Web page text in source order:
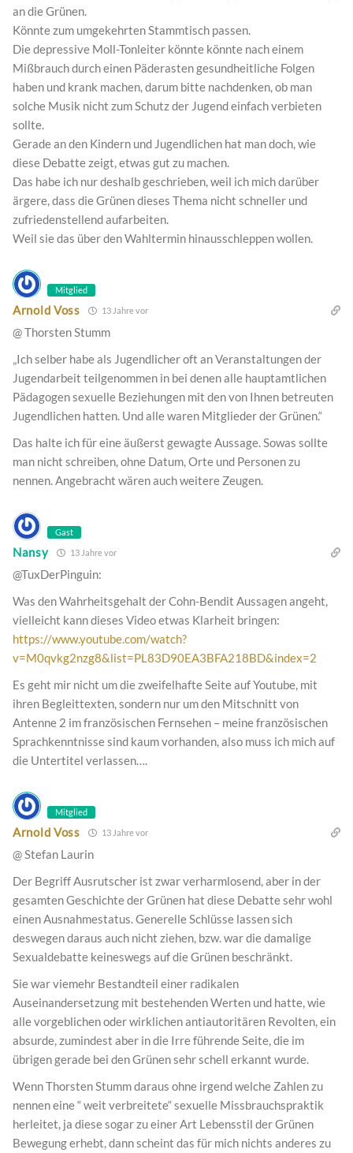
an die Grünen.
Könnte zum umgekehrten Stammtisch passen.
Die depressive Moll-Tonleiter könnte könnte nach einem
Mißbrauch durch einen Päderasten gesundheitliche Folgen
haben und krank machen, darum bitte nachdenken, ob man
solche Musik nicht zum Schutz der Jugend einfach verbieten
sollte.
Gerade an den Kindern und Jugendlichen hat man doch, wie
diese Debatte zeigt, etwas gut zu machen.
Das habe ich nur deshalb geschrieben, weil ich mich darüber
ärgere, dass die Grünen dieses Thema nicht schneller und
zufriedenstellend aufarbeiten.
Weil sie das über den Wahltermin hinausschleppen wollen.
Mitglied
Arnold Voss 13 Jahre vor
@ Thorsten Stumm
„Ich selber habe als Jugendlicher oft an Veranstaltungen der
Jugendarbeit teilgenommen in bei denen alle hauptamtlichen
Pädagogen sexuelle Beziehungen mit den von Ihnen betreuten
Jugendlichen hatten. Und alle waren Mitglieder der Grünen.“
Das halte ich für eine äußerst gewagte Aussage. Sowas sollte
man nicht schreiben, ohne Datum, Orte und Personen zu
nennen. Angebracht wären auch weitere Zeugen.
Gast
Nansy 13 Jahre vor
@TuxDerPinguin:
Was den Wahrheitsgehalt der Cohn-Bendit Aussagen angeht,
vielleicht kann dieses Video etwas Klarheit bringen:
https://www.youtube.com/watch?
v=M0qvkg2nzg8&list=PL83D90EA3BFA218BD&index=2
Es geht mir nicht um die zweifelhafte Seite auf Youtube, mit
ihren Begleittexten, sondern nur um den Mitschnitt von
Antenne 2 im französischen Fernsehen – meine französischen
Sprachkenntnisse sind kaum vorhanden, also muss ich mich auf
die Untertitel verlassen….
Mitglied
Arnold Voss 13 Jahre vor
@ Stefan Laurin
Der Begriff Ausrutscher ist zwar verharmlosend, aber in der
gesamten Geschichte der Grünen hat diese Debatte sehr wohl
einen Ausnahmestatus. Generelle Schlüsse lassen sich
deswegen daraus auch nicht ziehen, bzw. war die damalige
Sexualdebatte keineswegs auf die Grünen beschränkt.
Sie war viemehr Bestandteil einer radikalen
Auseinandersetzung mit bestehenden Werten und hatte, wie
alle vorgeblichen oder wirklichen antiautoritären Revolten, ein
absurde, zumindest aber in die Irre führende Seite, die im
übrigen gerade bei den Grünen sehr schell erkannt wurde.
Wenn Thorsten Stumm daraus ohne irgend welche Zahlen zu
nennen eine “ weit verbreitete“ sexuelle Missbrauchspraktik
herleitet, ja diese sogar zu einer Art Lebensstil der Grünen
Bewegung erhebt, dann scheint das für mich nichts anderes zu